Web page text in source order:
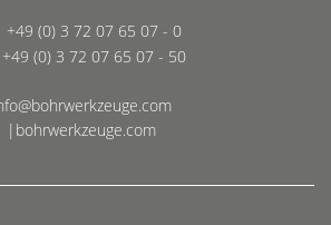
+49 (0) 3 72 07 65 07 - 0
+49 (0) 3 72 07 65 07 - 50
|bohrwerkzeuge.com